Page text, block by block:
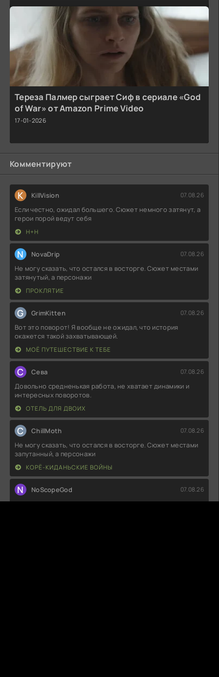
Тереза Палмер сыграет Сиф в сериале «God
of War» от Amazon Prime Video
17-01-2026
Комментируют
K KillVision 07.08.26
Если честно, ожидал большего. Сюжет немного затянут, а
герои порой ведут себя
Н+Н
N NovaDrip 07.08.26
Не могу сказать, что остался в восторге. Сюжет местами
затянутый, а персонажи
ПРОКЛЯТИЕ
G GrimKitten 07.08.26
Вот это поворот! Я вообще не ожидал, что история
окажется такой захватывающей.
МОЁ ПУТЕШЕСТВИЕ К ТЕБЕ
С Севa 07.08.26
Довольно средненькая работа, не хватает динамики и
интересных поворотов.
ОТЕЛЬ ДЛЯ ДВОИХ
C ChillMoth 07.08.26
Не могу сказать, что остался в восторге. Сюжет местами
запутанный, а персонажи
КОРЁ-КИДАНЬСКИЕ ВОЙНЫ
N NoScopeGod 07.08.26
Честно говоря, показалось, что создатели просто решили